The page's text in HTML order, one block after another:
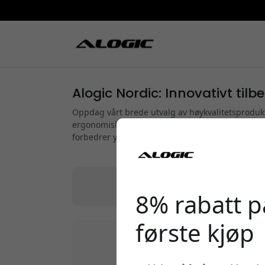
Alogic Nordic: Innovativt
Oppdag vårt brede utvalg av
ergonomiske holdere for bærbare
forbedrer ytelsen og brukeropplevelsen til
8% rabatt
første kjøp